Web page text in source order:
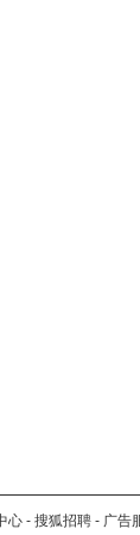
心 - 搜狐招聘 - 广告